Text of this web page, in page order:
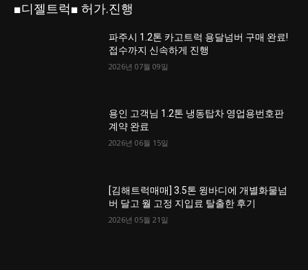
■디젤트럭■ 허가.진행
파주시 1.2톤 카고트럭 용달넘버 구매 완료!
접수까지 신속하게 진행
2026년 07월 09일
용인 고객님 1.2톤 냉동탑차 영업용번호판
계약 완료
2026년 06월 15일
[김해트럭매매] 3.5톤 윙바디에 개별화물넘
버 달고 월 고정 지입료 탈출한 후기
2026년 05월 21일